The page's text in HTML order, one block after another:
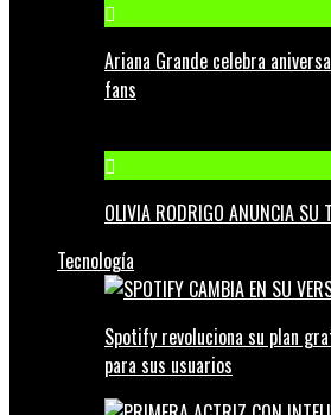
Ariana Grande celebra
fans
OLIVIA RODRIGO ANUNCIA SU
Tecnología
Spotify revoluciona su plan
para sus usuarios